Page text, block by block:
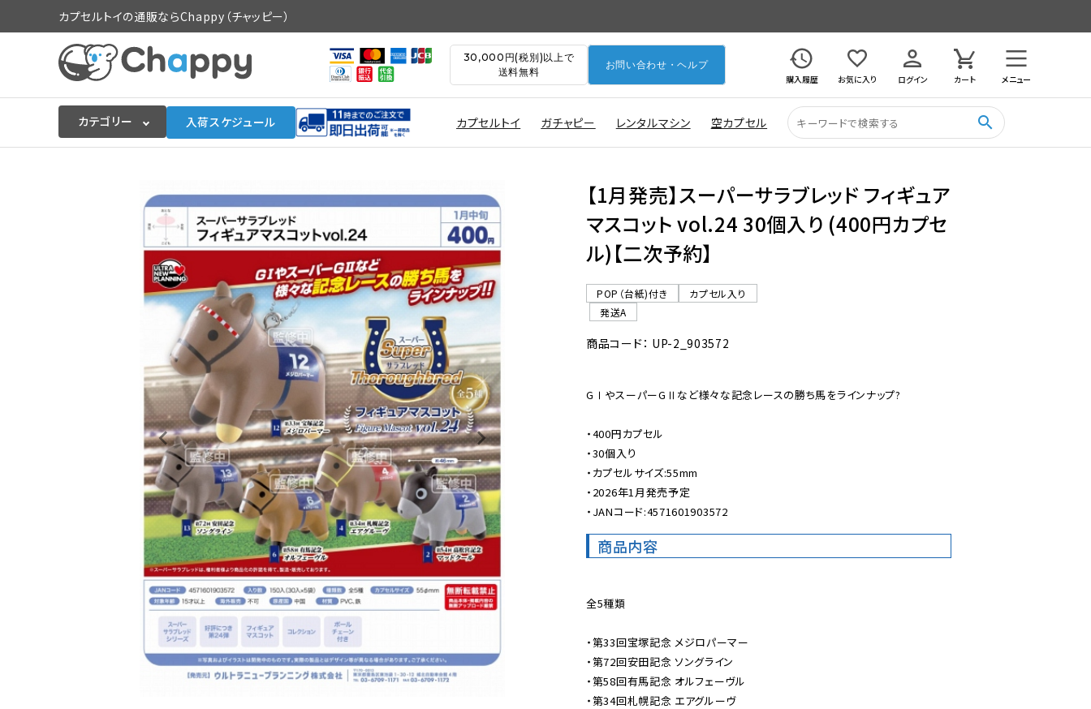
カプセルトイの通販ならChappy（チャッピー）
30,000円(税別)以上で
送料無料
お問い合わせ・ヘルプ
購入履歴
お気に入り ログイン カート メニュー
カテゴリー 入荷スケジュール カプセルトイ ガチャピー レンタルマシン 空カプセル search
入荷スケジュールをチェック
カプセルトイマシン本体
販促用カプセルトイ
よくあるご質問
ご利用ガイド
06-6282-7659
【1月発売】スーパーサラブレッド フィギュア
マスコット vol.24 30個入り (400円カプセ
ル)【二次予約】
POP（台紙)付き
カプセル入り
発送A
商品コード： UP-2_903572
GⅠやスーパーGⅡなど様々な記念レースの勝ち馬をラインナップ?
・400円カプセル
・30個入り
・カプセルサイズ:55mm
・2026年1月発売予定
・JANコード:4571601903572
商品内容
全5種類
・第33回宝塚記念 メジロパーマー
・第72回安田記念 ソングライン
・第58回有馬記念 オルフェーヴル
・第34回札幌記念 エアグルーヴ